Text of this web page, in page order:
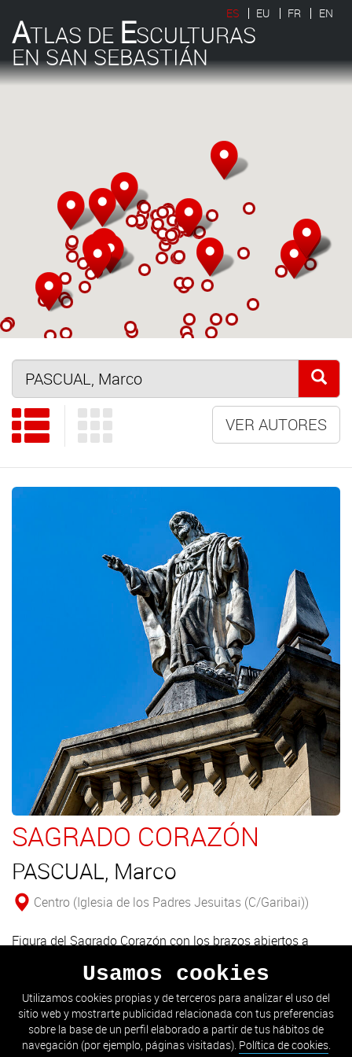
ATLAS DE ESCULTURAS
EN SAN SEBASTIÁN
ES EU FR EN
VER AUTORES
SAGRADO CORAZÓN
PASCUAL, Marco
Centro (Iglesia de los Padres Jesuitas (C/Garibai))
Figura del Sagrado Corazón con los brazos abiertos a
VER DETALLE
Usamos cookies
Utilizamos cookies propias y de terceros para analizar el uso del
sitio web y mostrarte publicidad relacionada con tus preferencias
sobre la base de un perfil elaborado a partir de tus hábitos de
navegación (por ejemplo, páginas visitadas). Política de cookies.